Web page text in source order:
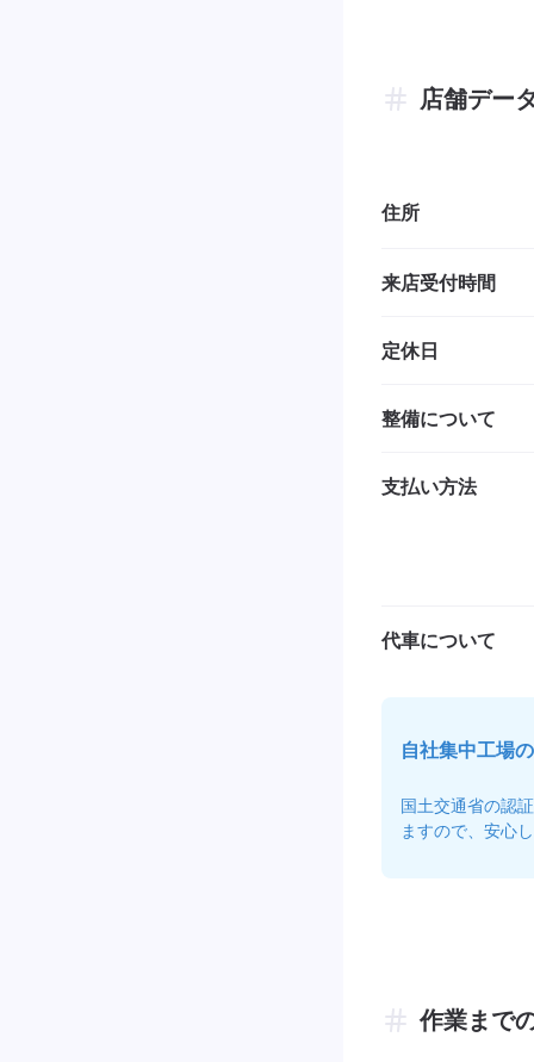
店舗デー
住所
来店受付時間
定休日
整備について
支払い方法
代車について
自社集中工場
国土交通省の認
ますので、安心
作業まで